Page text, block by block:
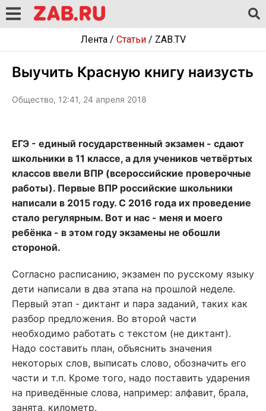
Лента/ Статьи/ ZAB.TV
Выучить Красную книгу наизусть
Общество, 12:41, 24 апреля 2018
ЕГЭ - единый государственный экзамен - сдают
школьники в 11 классе, а для учеников четвёртых
классов ввели ВПР (всероссийские проверочные
работы). Первые ВПР российские школьники
написали в 2015 году. С 2016 года их проведение
стало регулярным. Вот и нас - меня и моего
ребёнка - в этом году экзамены не обошли
стороной.
Согласно расписанию, экзамен по русскому языку
дети написали в два этапа на прошлой неделе.
Первый этап - диктант и пара заданий, таких как
разбор предложения. Во второй части
необходимо работать с текстом (не диктант).
Надо составить план, объяснить значения
некоторых слов, выписать слово, обозначить его
части и т.п. Кроме того, надо поставить ударения
на приведённые слова, например: алфавит, брала,
занята, километр.